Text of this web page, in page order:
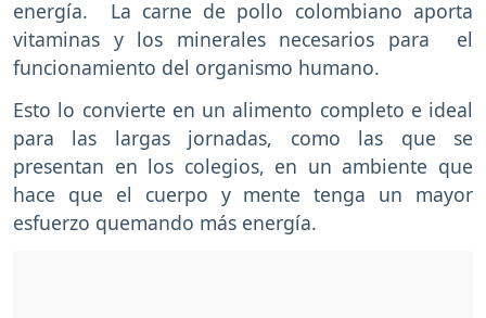
energía. La carne de pollo colombiano aporta
vitaminas y los minerales necesarios para el
funcionamiento del organismo humano.
Esto lo convierte en un alimento completo e ideal
para las largas jornadas, como las que se
presentan en los colegios, en un ambiente que
hace que el cuerpo y mente tenga un mayor
esfuerzo quemando más energía.